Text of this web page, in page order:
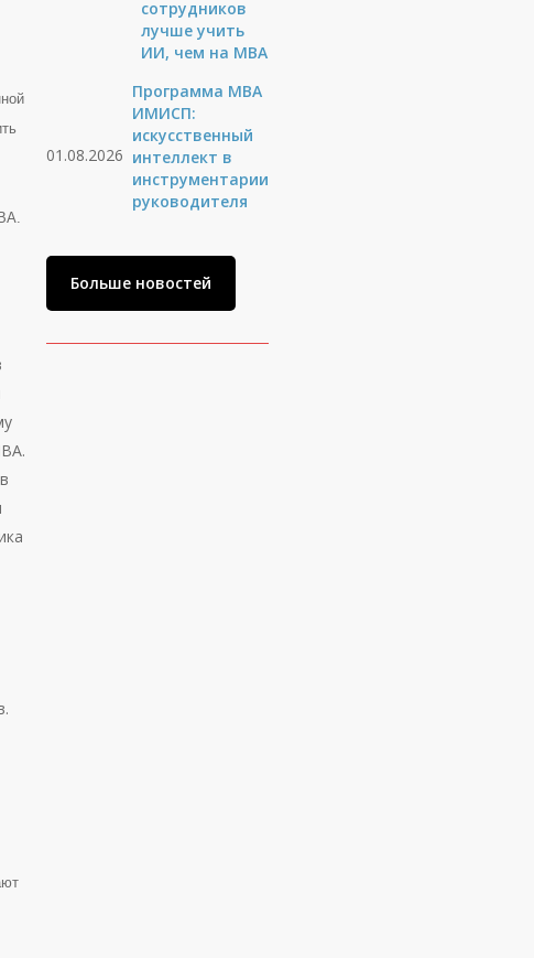
сотрудников
лучше учить
ИИ, чем на МВА
01.08.2026
Программа MBA
ИМИСП:
искусственный
интеллект в
инструментарии
руководителя
Больше новостей